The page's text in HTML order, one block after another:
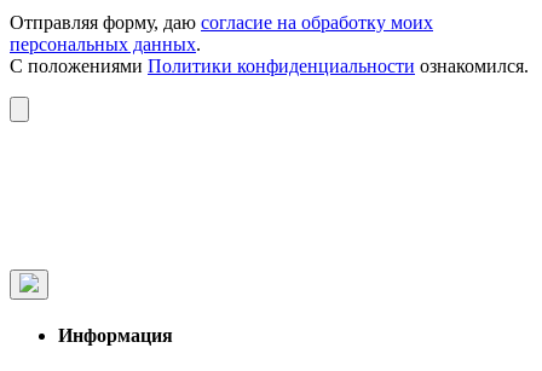
Отправляя форму, даю согласие на обработку моих
персональных данных.
С положениями Политики конфиденциальности ознакомился.
Информация